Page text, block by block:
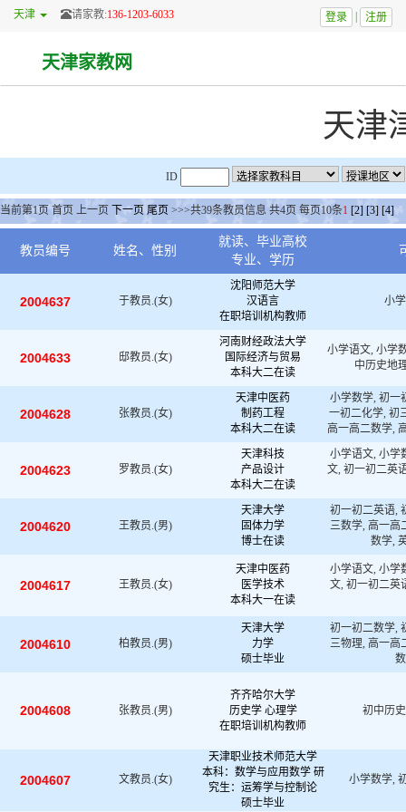
天津 请家教:136-1203-6033 登录 | 注册
天津家教网
天津
ID
当前第1页 首页 上一页 下一页 尾页 >>>共39条教员信息 共4页 每页10条1 [2] [3] [4]
教员编号 姓名、性别
就读、毕业高校
专业、学历
2004637 于教员.(女)
沈阳师范大学
汉语言
在职培训机构教师
小
2004633 邸教员.(女)
河南财经政法大学
国际经济与贸易
本科大二在读
小学语文, 小学
中历史地
2004628 张教员.(女)
天津中医药
制药工程
本科大二在读
小学数学, 初一
一初二化学, 初
高一高二数学,
2004623 罗教员.(女)
天津科技
产品设计
本科大二在读
小学语文, 小学
文, 初一初二英
2004620 王教员.(男)
天津大学
固体力学
博士在读
初一初二英语,
三数学, 高一高
数学,
2004617 王教员.(女)
天津中医药
医学技术
本科大一在读
小学语文, 小学
文, 初一初二英
2004610 柏教员.(男)
天津大学
力学
硕士毕业
初一初二数学,
三物理, 高一高
2004608 张教员.(男)
齐齐哈尔大学
历史学 心理学
在职培训机构教师
初中历
2004607 文教员.(女)
天津职业技术师范大学
本科：数学与应用数学 研
究生：运筹学与控制论
硕士毕业
小学数学,